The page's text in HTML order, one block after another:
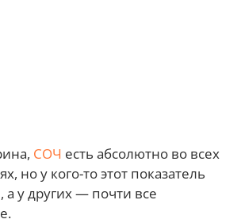
СОЧ есть абсолютно во всех
но у кого-то этот показатель
у других — почти все